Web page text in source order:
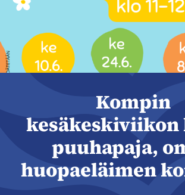
Kompin
kesäkeskiviikon
puuhapaja,
huopaeläimen